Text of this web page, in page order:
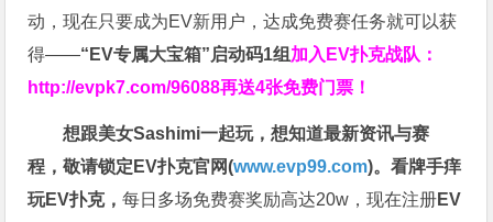
动，现在只要成为EV新用户，达成免费赛任务就可以获
得——“EV专属大宝箱”启动码1组加入EV扑克战队：
http://evpk7.com/96088再送4张免费门票！
想跟美女Sashimi一起玩，想知道最新资讯与赛
程，敬请锁定EV扑克官网(www.evp99.com)。看牌手痒
玩EV扑克，每日多场免费赛奖励高达20w，现在注册EV